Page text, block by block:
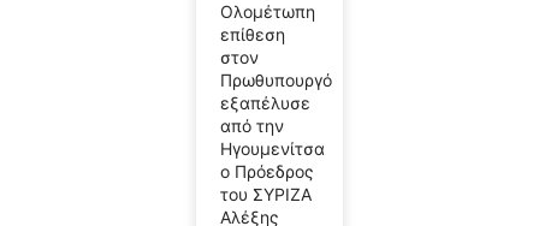
Ολομέτωπη
επίθεση
στον
Πρωθυπουργό
εξαπέλυσε
από την
Ηγουμενίτσα
ο Πρόεδρος
του ΣΥΡΙΖΑ
Αλέξης